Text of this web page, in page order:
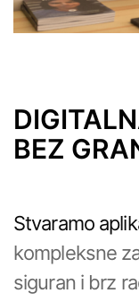
BEZ
Stvaramo
kompleksne
siguran i brz